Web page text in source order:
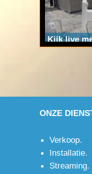
Kijk live
ONZE
Verkoop.
Installatie.
Streaming.